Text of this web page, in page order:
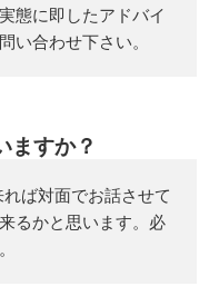
態に即したアドバイ
い合わせ下さい。
ますか？
ば対面でお話させて
るかと思います。必